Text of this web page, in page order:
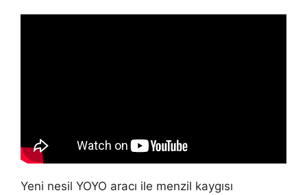
Yeni nesil YOYO aracı ile menzil kaygısı